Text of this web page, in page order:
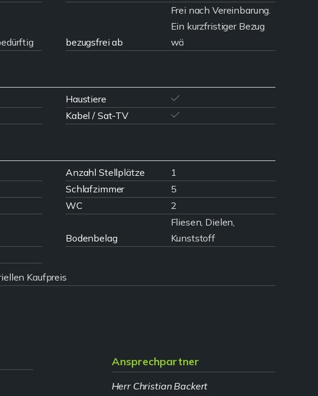
bezugsfrei ab
Frei nach Vereinbarung.
Ein kurzfristiger Bezug
wä
Haustiere
Kabel / Sat-TV
Anzahl Stellplätze
1
Schlafzimmer
5
WC 2
Bodenbelag
Fliesen, Dielen,
Kunststoff
Kaufpreis
Ansprechpartner
Herr Christian Backert